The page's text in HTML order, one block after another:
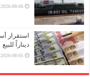
2026-08-06
ديناراً للبيع
2026-08-05